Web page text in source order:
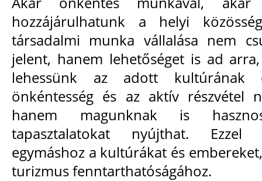
hozzájárulhatunk a helyi
társadalmi munka vállalása nem
jelent, hanem lehetőséget is ad
lehessünk az adott kultúrának
önkéntesség és az aktív részvétel
hanem magunknak is
tapasztalatokat nyújthat. Ezzel
egymáshoz a kultúrákat és
turizmus fenntarthatóságához.